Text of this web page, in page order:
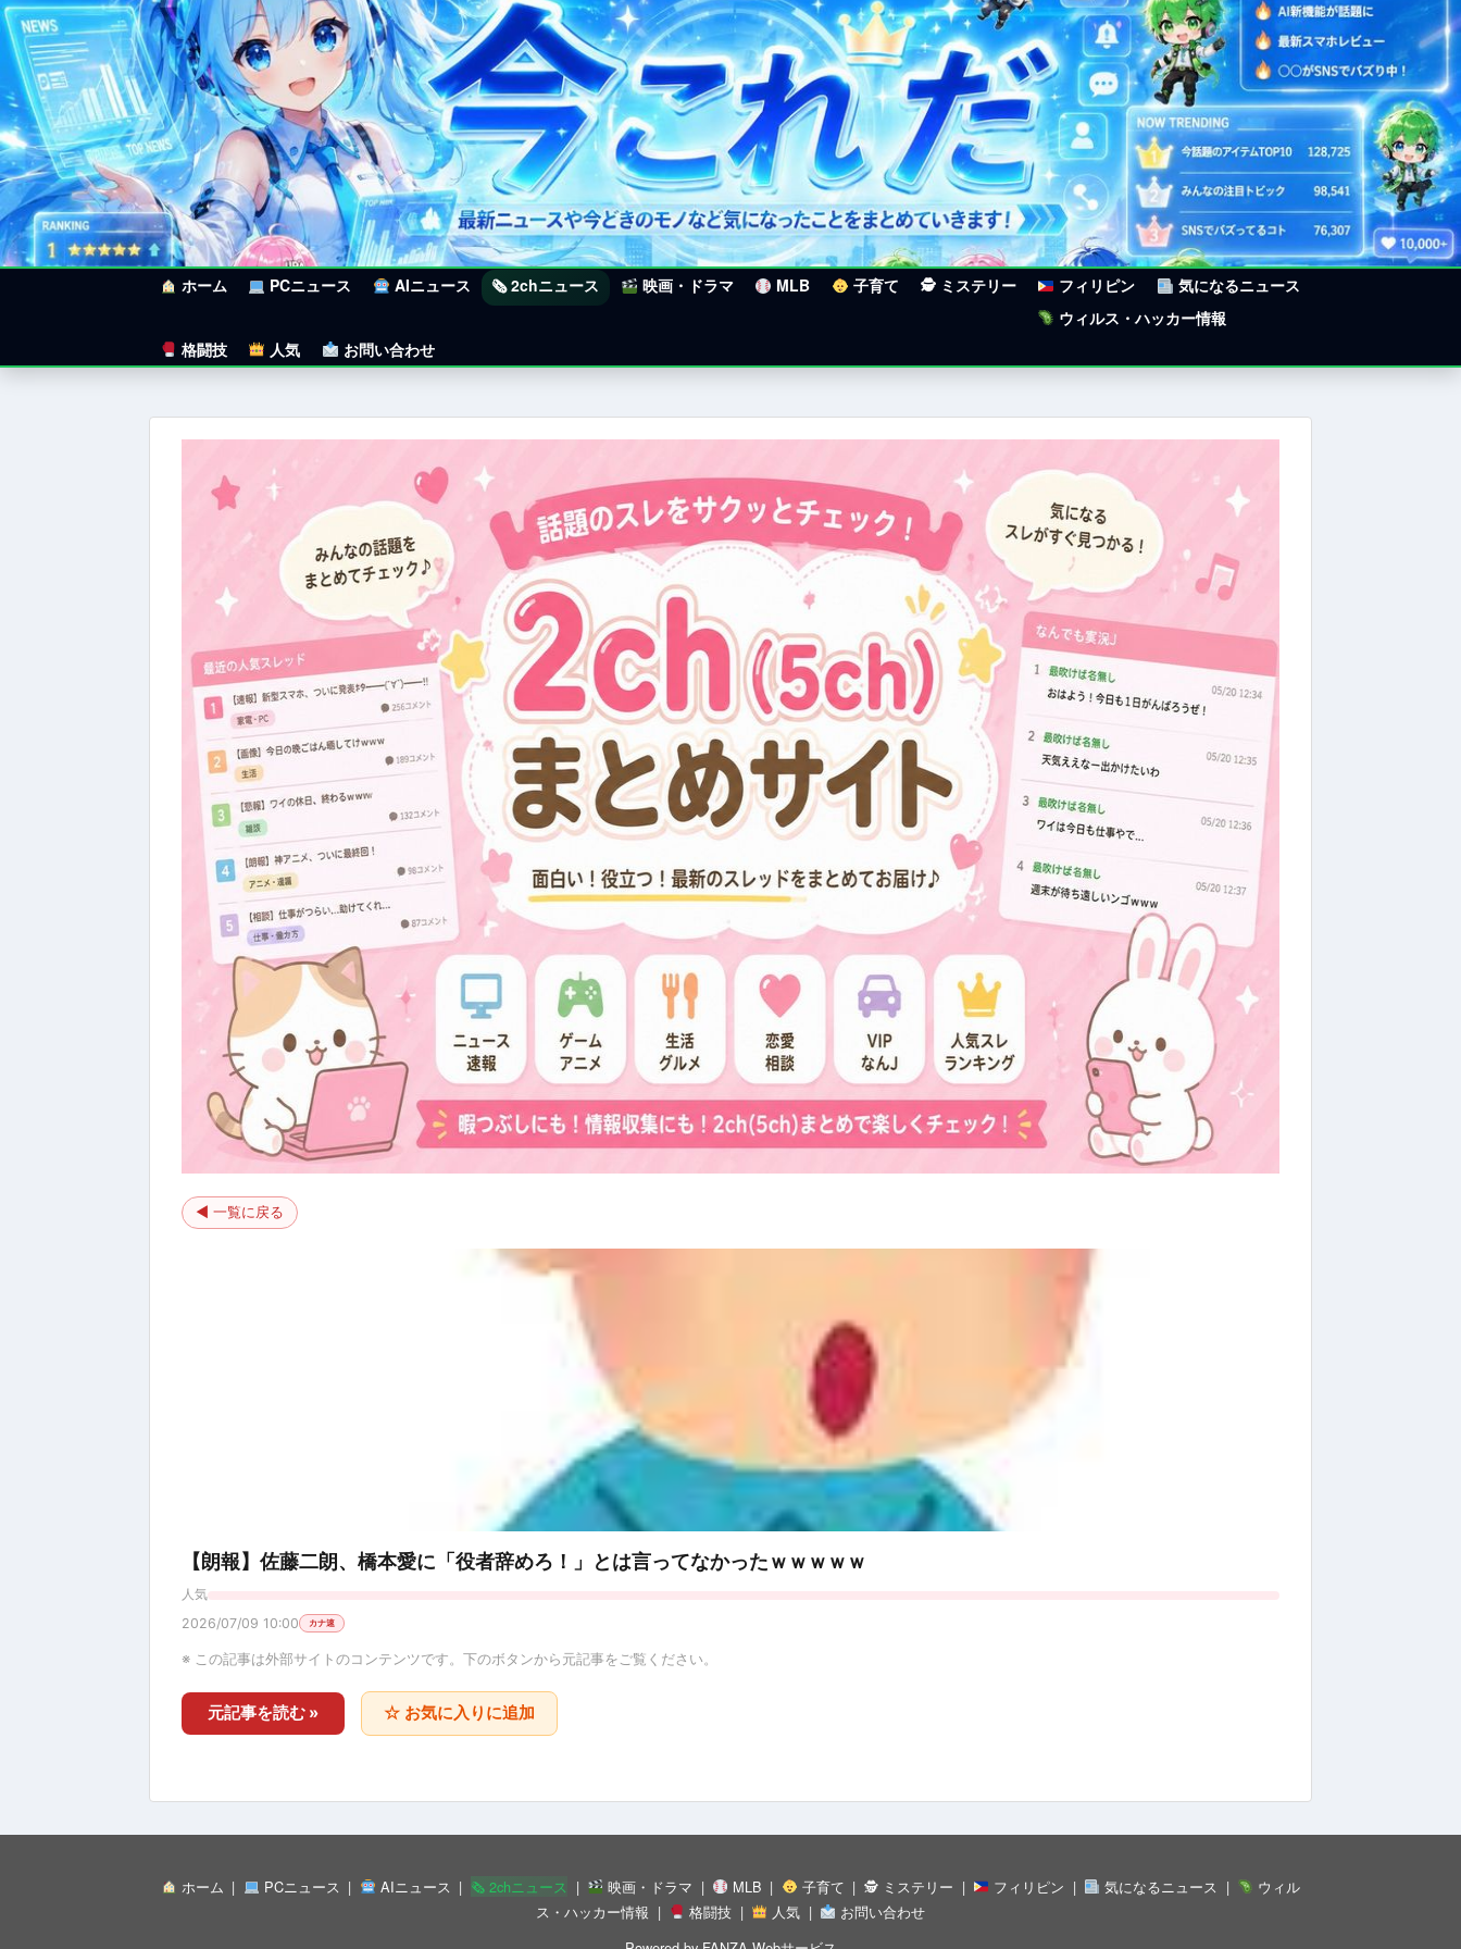
ホーム PCニュース AIニュース 🗞 2chニュース 映画・ドラマ MLB 子育て 🕵 ミステリー フィリピン
気になるニュース
ウィルス・ハッカー情報
格闘技
人気 お問い合わせ
◀ 一覧に戻る
【朗報】佐藤二朗、橋本愛に「役者辞めろ！」とは言ってなかったｗｗｗｗｗ
人気
2026/07/09 10:00 カナ速
※ この記事は外部サイトのコンテンツです。下のボタンから元記事をご覧ください。
元記事を読む » ☆ お気に入りに追加
ホーム PCニュース AIニュース 🗞 2chニュース 映画・ドラマ MLB 子育て 🕵 ミステリー フィリピン 気になるニュース
ウィル
ス・ハッカー情報
格闘技 人気
お問い合わせ